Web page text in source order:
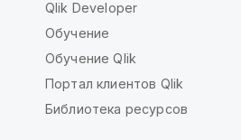
Qlik Developer
Обучение
Обучение Qlik
Портал клиентов Qlik
Библиотека ресурсов